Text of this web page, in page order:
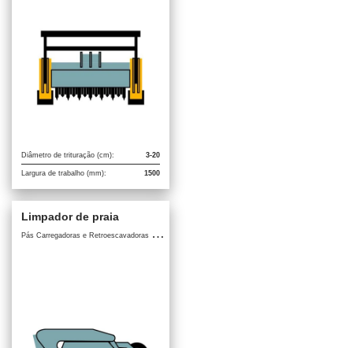
Diâmetro de trituração (cm): 3-20
Largura de trabalho (mm): 1500
Limpador de praia
P
ás Carregadoras e Retroescavadoras / Acessórios para Pás Carregadoras e Retroescavadoras